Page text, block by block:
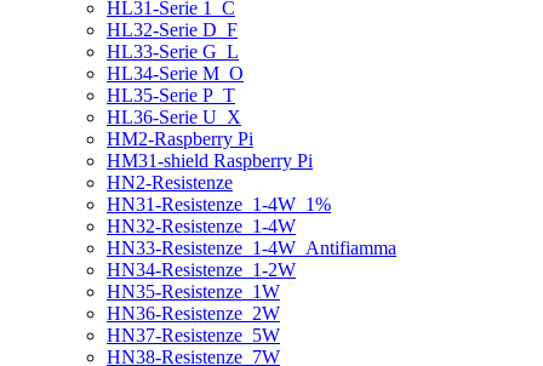
HL31-Serie 1_C
HL32-Serie D_F
HL33-Serie G_L
HL34-Serie M_O
HL35-Serie P_T
HL36-Serie U_X
HM2-Raspberry Pi
HM31-shield Raspberry Pi
HN2-Resistenze
HN31-Resistenze_1-4W_1%
HN32-Resistenze_1-4W
HN33-Resistenze_1-4W_Antifiamma
HN34-Resistenze_1-2W
HN35-Resistenze_1W
HN36-Resistenze_2W
HN37-Resistenze_5W
HN38-Resistenze_7W